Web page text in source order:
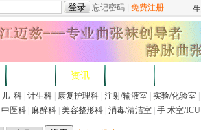
资讯
儿 科 计生科 康复护理科 注射/输液室 实验/化验室
中医科 麻醉科 美容整形科 消毒/清洁室 手 术室/ICU